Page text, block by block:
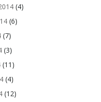
(4)
(6)
(7)
(3)
(11)
(4)
(12)